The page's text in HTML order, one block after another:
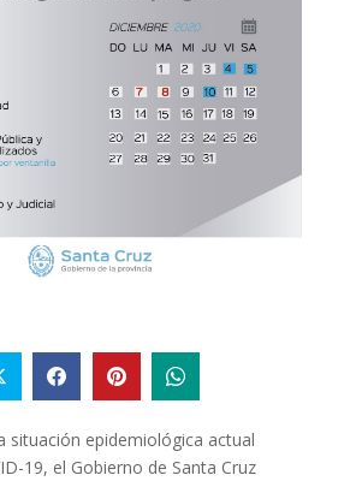
situación epidemiológica actual
19, el Gobierno de Santa Cruz